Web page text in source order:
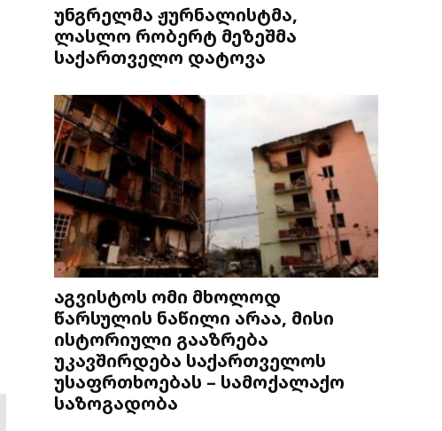
უნგრელმა ჟურნალისტმა,
ლასლო რობერტ მეზეშმა
საქართველო დატოვა
აგვისტოს ომი მხოლოდ
წარსულის ნაწილი არაა, მისი
ისტორიული გააზრება
უკავშირდება საქართველოს
უსაფრთხოებას – სამოქალაქო
საზოგადობა